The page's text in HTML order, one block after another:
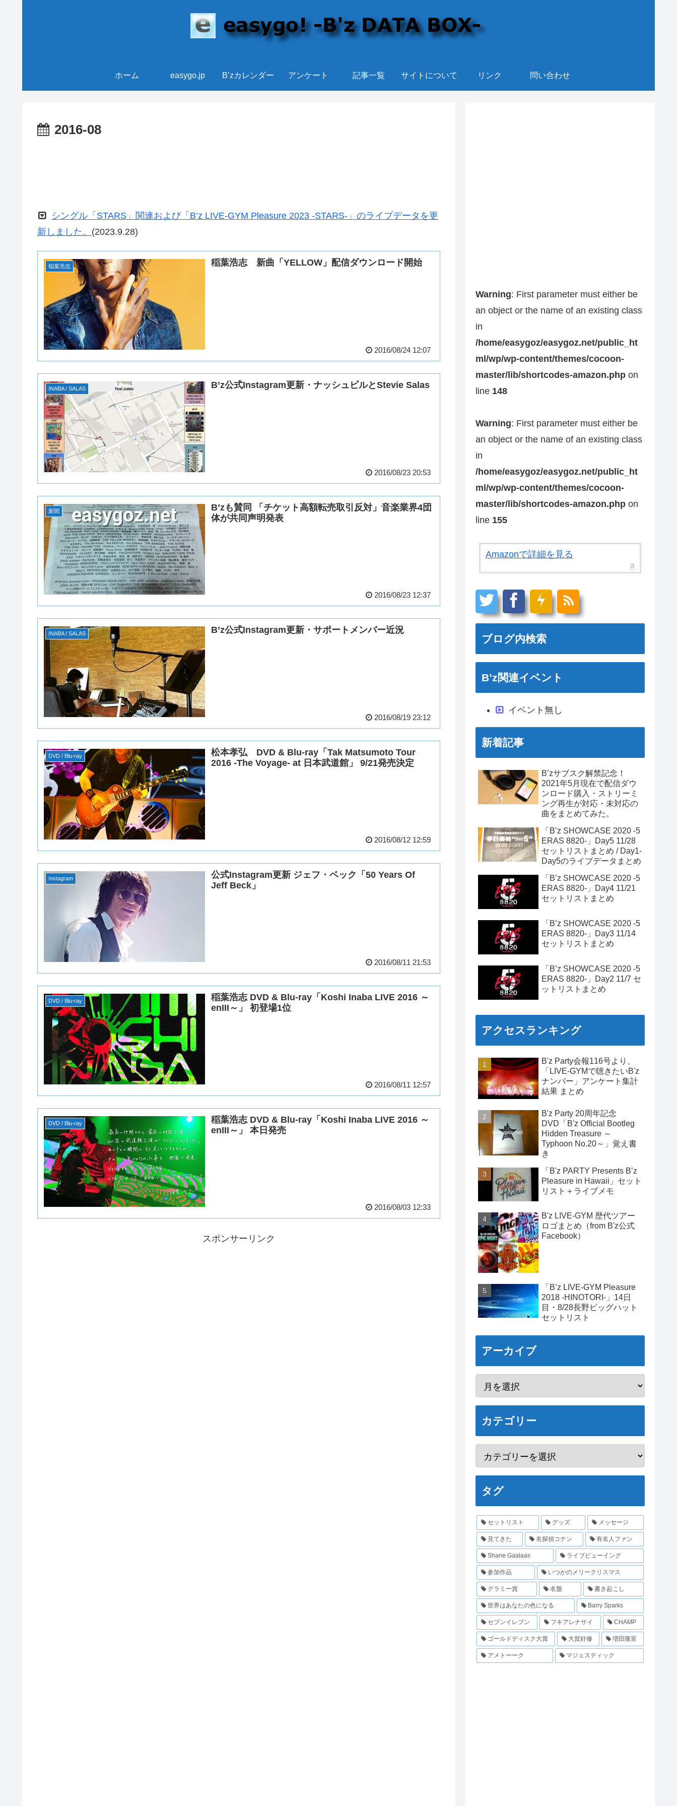
ホーム easygo.jp B’zカレンダー アンケート 記事一覧 サイトについて リンク 問い合わせ
2016-08
シングル「STARS」関連および「B’z LIVE-GYM Pleasure 2023 -STARS-」のライブデータを更
新しました。 (2023.9.28)
稲葉浩志 稲葉浩志 新曲「YELLOW」配信ダウンロード開始
2016/08/24 12:07
INABA / SALAS B’z公式Instagram更新・ナッシュビルとStevie Salas
2016/08/23 20:53
新聞
B’zも賛同 「チケット高額転売取引反対」音楽業界4団
体が共同声明発表
2016/08/23 12:37
INABA / SALAS B’z公式Instagram更新・サポートメンバー近況
2016/08/19 23:12
DVD / Blu-ray
松本孝弘 DVD & Blu-ray「Tak Matsumoto Tour
2016 -The Voyage- at 日本武道館」 9/21発売決定
2016/08/12 12:59
Instagram
公式Instagram更新 ジェフ・ベック「50 Years Of
Jeff Beck」
2016/08/11 21:53
DVD / Blu-ray
稲葉浩志 DVD & Blu-ray「Koshi Inaba LIVE 2016 ～
enIII～」 初登場1位
2016/08/11 12:57
DVD / Blu-ray
稲葉浩志 DVD & Blu-ray「Koshi Inaba LIVE 2016 ～
enIII～」 本日発売
2016/08/03 12:33
スポンサーリンク
Warning: First parameter must either be
an object or the name of an existing class
in
/home/easygoz/easygoz.net/public_ht
ml/wp/wp-content/themes/cocoon-
master/lib/shortcodes-amazon.php on
line 148
Warning: First parameter must either be
an object or the name of an existing class
in
/home/easygoz/easygoz.net/public_ht
ml/wp/wp-content/themes/cocoon-
master/lib/shortcodes-amazon.php on
line 155
Amazonで詳細を見る
ブログ内検索
B’z関連イベント
イベント無し
新着記事
B’zサブスク解禁記念！
2021年5月現在で配信ダウ
ンロード購入・ストリーミ
ング再生が対応・未対応の
曲をまとめてみた。
「B’z SHOWCASE 2020 -5
ERAS 8820-」Day5 11/28
セットリストまとめ / Day1-
Day5のライブデータまとめ
「B’z SHOWCASE 2020 -5
ERAS 8820-」Day4 11/21
セットリストまとめ
「B’z SHOWCASE 2020 -5
ERAS 8820-」Day3 11/14
セットリストまとめ
「B’z SHOWCASE 2020 -5
ERAS 8820-」Day2 11/7 セ
ットリストまとめ
アクセスランキング
B'z Party会報116号より、
「LIVE-GYMで聴きたいB'z
ナンバー」アンケート集計
結果 まとめ
B'z Party 20周年記念
DVD「B'z Official Bootleg
Hidden Treasure ～
Typhoon No.20～」覚え書
き
「B'z PARTY Presents B’z
Pleasure in Hawaii」セット
リスト＋ライブメモ
B'z LIVE-GYM 歴代ツアー
ロゴまとめ（from B'z公式
Facebook）
「B’z LIVE-GYM Pleasure
2018 -HINOTORI-」14日
目・8/28長野ビッグハット
セットリスト
アーカイブ
カテゴリー
タグ
セットリスト グッズ メッセージ
見てきた 名探偵コナン 有名人ファン
Shane Gaalaas ライブビューイング
参加作品 いつかのメリークリスマス
グラミー賞 名盤 書き起こし
世界はあなたの色になる Barry Sparks
セブンイレブン フキアレナサイ CHAMP
ゴールドディスク大賞 大賀好修 増田隆宣
アメトーーク マジェスティック